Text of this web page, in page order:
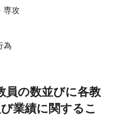
専攻
為
員の数並びに各教
業績に関するこ